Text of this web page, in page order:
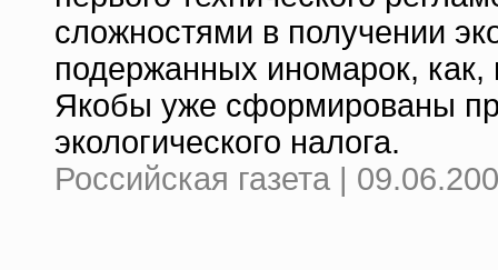
сложностями в получении
подержанных иномарок, как,
Якобы уже сформированы
экологического налога.
Российская газета |